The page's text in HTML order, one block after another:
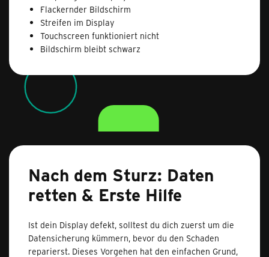
Flackernder Bildschirm
Streifen im Display
Touchscreen funktioniert nicht
Bildschirm bleibt schwarz
Nach dem Sturz: Daten
retten & Erste Hilfe
Ist dein Display defekt, solltest du dich zuerst um die
Datensicherung kümmern, bevor du den Schaden
reparierst. Dieses Vorgehen hat den einfachen Grund,